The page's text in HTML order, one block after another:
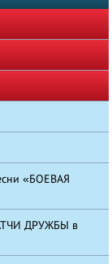
«БОЕВАЯ
ДРУЖБЫ в